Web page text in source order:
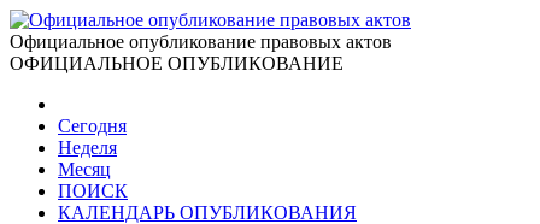
Официальное опубликование правовых актов
ОФИЦИАЛЬНОЕ ОПУБЛИКОВАНИЕ
Сегодня
Неделя
Месяц
ПОИСК
КАЛЕНДАРЬ ОПУБЛИКОВАНИЯ